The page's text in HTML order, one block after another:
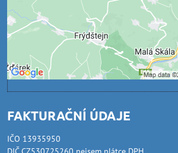
Povolit a zapamatovat - souhlas s
cookie: Funkční
Otevřít obsah v novém okně
FAKTURAČNÍ ÚDAJE
IČO 13935950